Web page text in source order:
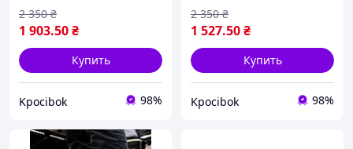
1 903.50₴
2 350 ₴
Купить
Kpocibok 98%
1 527.50₴
2 350 ₴
Купить
Kpocibok 98%